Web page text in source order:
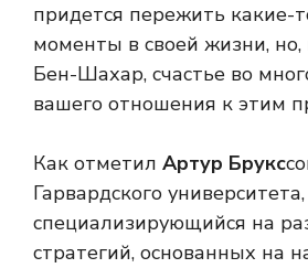
придется пережить какие-
моменты в своей жизни, но,
Бен-Шахар, счастье во
вашего отношения к этим
Как отметил Артур Брукс
Гарвардского университета,
специализирующийся на
стратегий, основанных на